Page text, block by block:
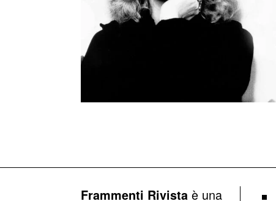
Frammenti Rivista è una